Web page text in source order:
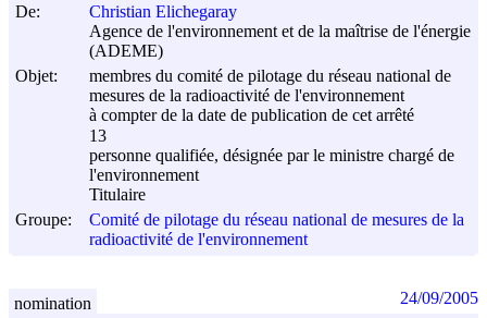
De:
Christian Elichegaray
Agence de l'environnement et de la maîtrise de l'énergie
(ADEME)
Objet:
membres du comité de pilotage du réseau national de
mesures de la radioactivité de l'environnement
à compter de la date de publication de cet arrêté
13
personne qualifiée, désignée par le ministre chargé de
l'environnement
Titulaire
Groupe:
Comité de pilotage du réseau national de mesures de la
radioactivité de l'environnement
nomination 24/09/2005